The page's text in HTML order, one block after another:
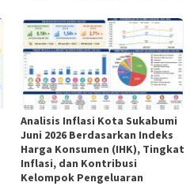
Analisis Inflasi Kota Sukabumi
Juni 2026 Berdasarkan Indeks
Harga Konsumen (IHK), Tingkat
Inflasi, dan Kontribusi
Kelompok Pengeluaran